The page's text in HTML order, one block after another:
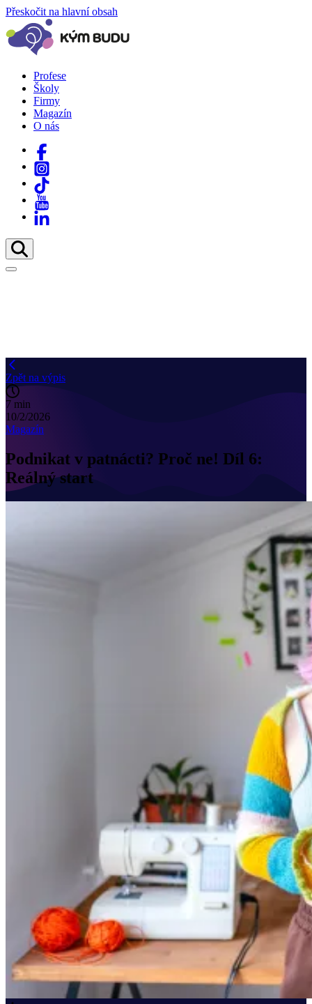
Přeskočit na hlavní obsah
Profese
Školy
Firmy
Magazín
O nás
Zpět na výpis
7 min
10/2/2026
Magazín
Podnikat v patnácti? Proč ne! Díl 6:
Reálný start